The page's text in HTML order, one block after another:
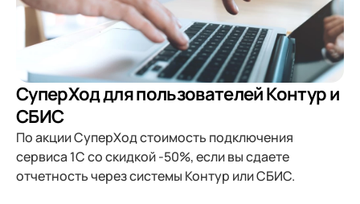
СуперХод для пользователей Контур и
СБИС
По акции СуперХод стоимость подключения
сервиса 1С со скидкой -50%, если вы сдаете
отчетность через системы Контур или СБИС.